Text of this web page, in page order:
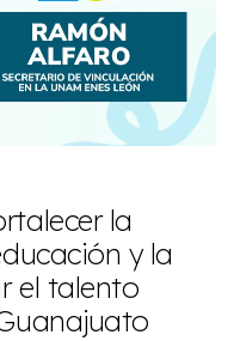
la
y la
el talento